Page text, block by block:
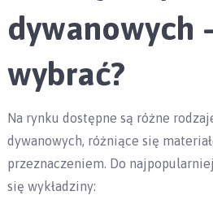
dywanowych
wybrać?
Na rynku dostępne są różne
dywanowych, różniące się
przeznaczeniem. Do
się wykładziny: